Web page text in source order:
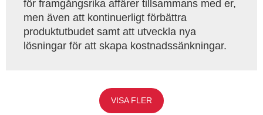
för framgångsrika affärer tillsammans med er,
men även att kontinuerligt förbättra
produktutbudet samt att utveckla nya
lösningar för att skapa kostnadssänkningar.
VISA FLER